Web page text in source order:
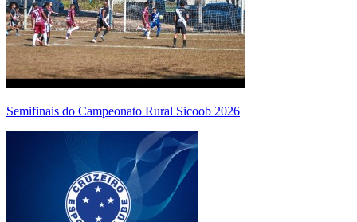
Semifinais do Campeonato Rural Sicoob 2026